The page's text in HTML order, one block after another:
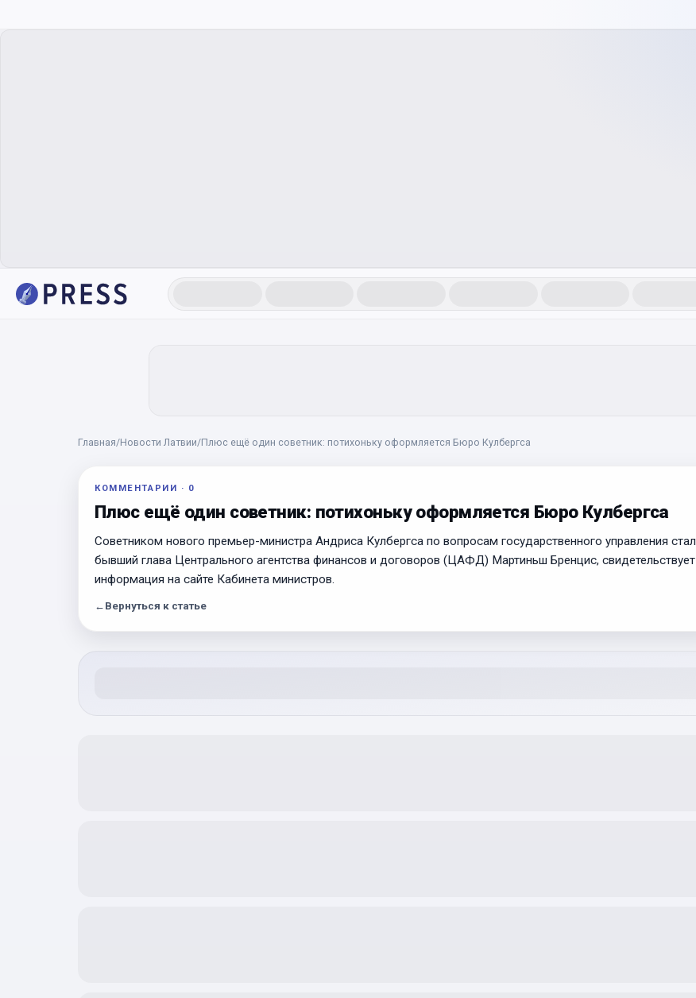
Главная/Новости Латвии/Плюс ещё один советник: потихоньку оформляется Бюро Кулбергса
КОММЕНТАРИИ · 0
Плюс ещё один советник: потихоньку оформляется Бюро Кулбергса
Советником нового премьер-министра Андриса Кулбергса по вопросам государственного управления стал
бывший глава Центрального агентства финансов и договоров (ЦАФД) Мартиньш Бренцис, свидетельствует
информация на сайте Кабинета министров.
← Вернуться к статье